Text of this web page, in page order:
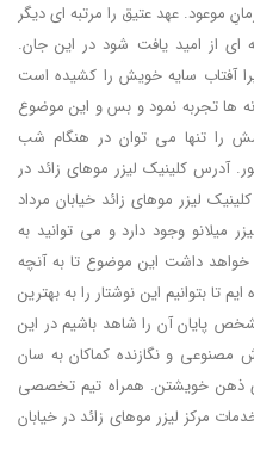
موعود. عهد عتیق را مرتبه ای دیگر
ای از امید یافت شود در این جان.
آفتاب سایه خویش را کشیده است
ها تجربه نمود و بس و این موضوع
را تنها می توان در هنگام شب
آدرس کلینیک لیزر موهای زائد در
لیزر موهای زائد خیابان مرداد
میلانو وجود دارد و می توانید به
خواهد داشت این موضوع تا به آنچه
تا بتوانیم این نوشتار را به بهترین
پایان آن را شاهد باشیم در این
مصنوعی و نگازنده کماکان به سان
ذهن خویشتن. همراه تیم تخصصی
مرکز لیزر موهای زائد در خیابان